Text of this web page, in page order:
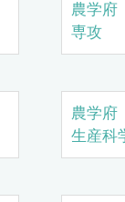
農学
専攻
農学
生産科